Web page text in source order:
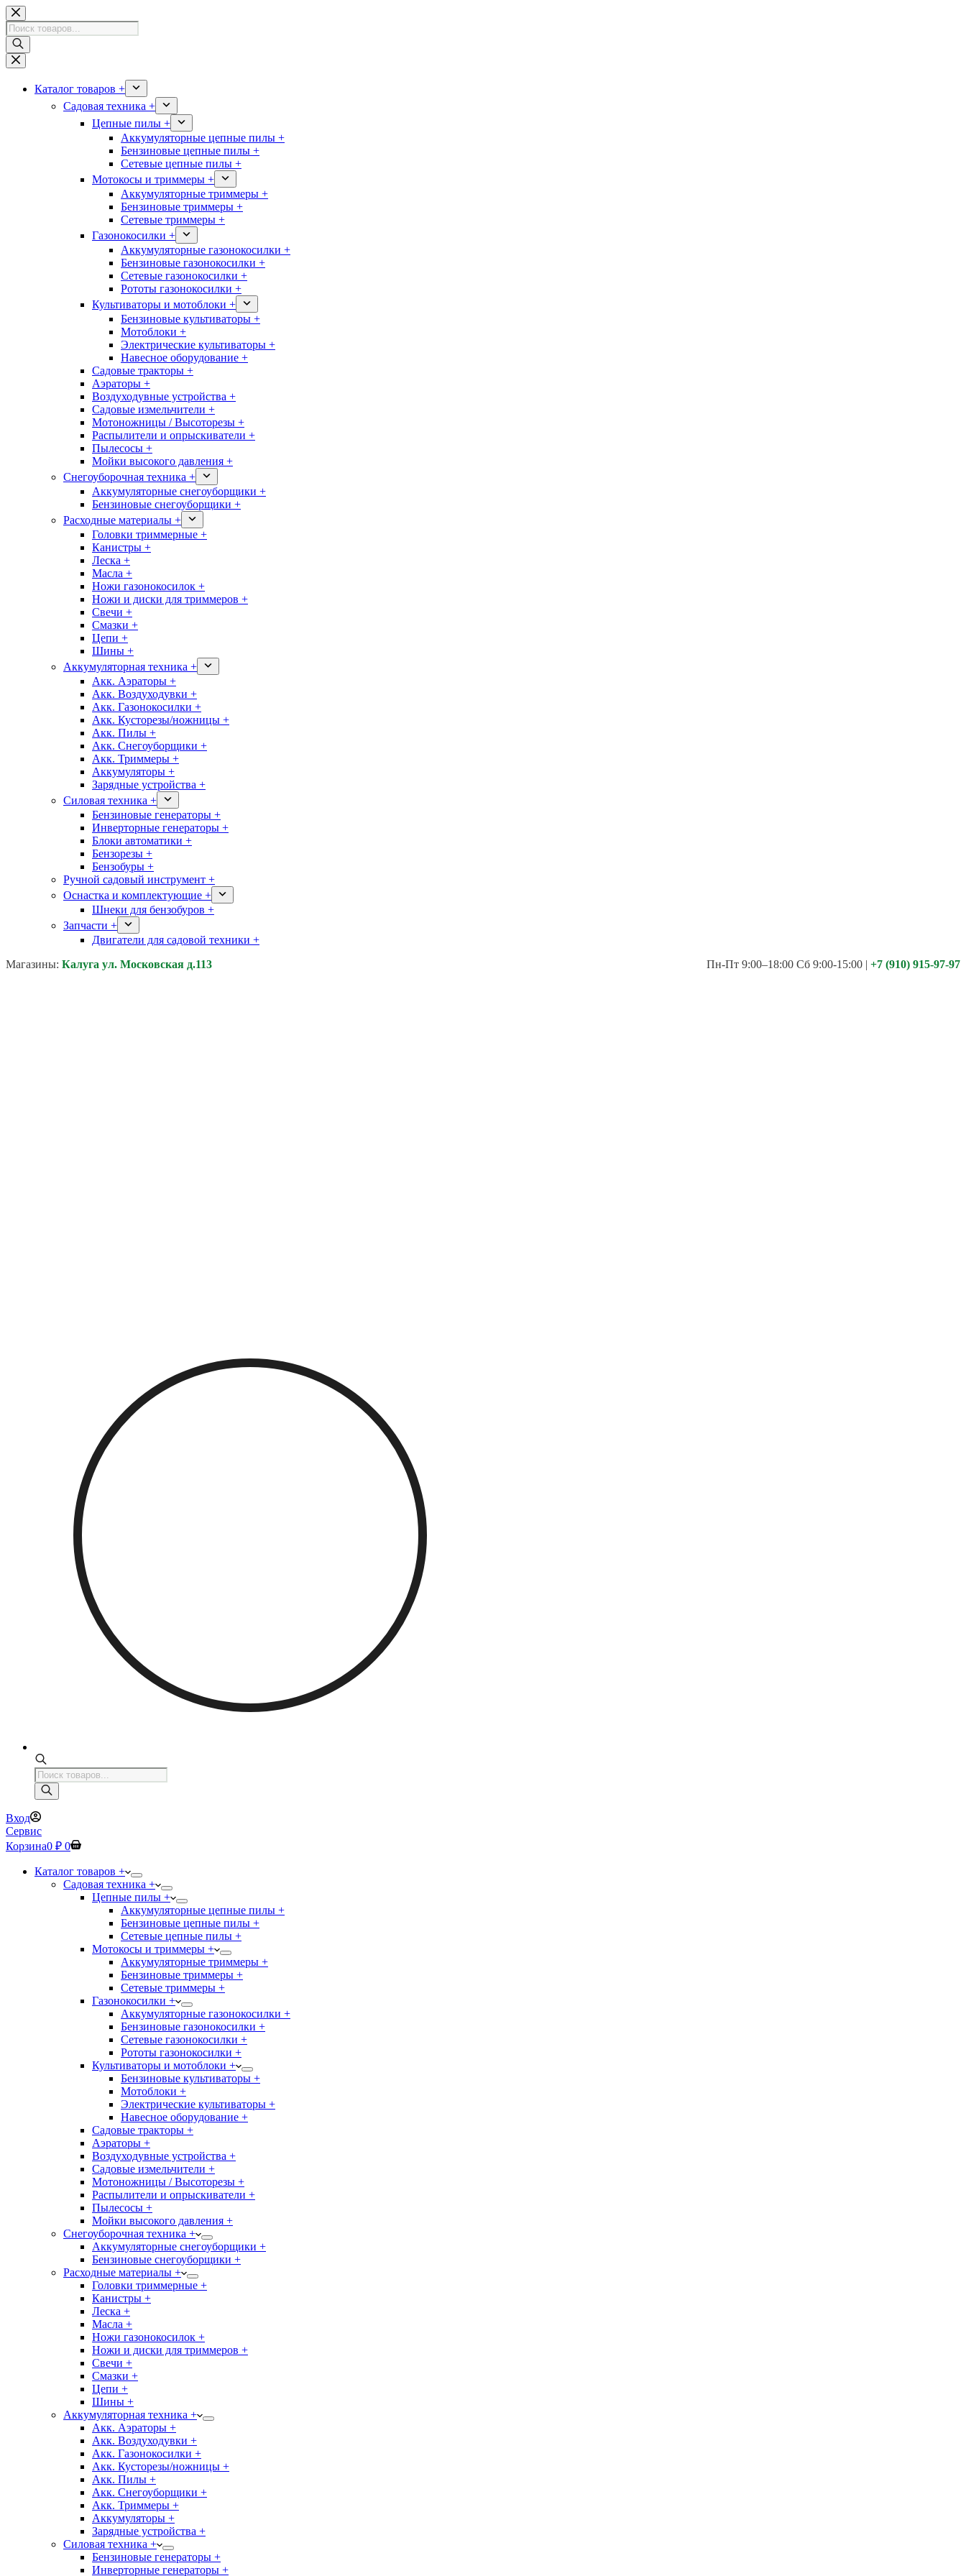
Перейти
к
сути
Поиск
товаров
Каталог товаров +
Садовая техника +
Цепные пилы +
Аккумуляторные цепные пилы +
Бензиновые цепные пилы +
Сетевые цепные пилы +
Мотокосы и триммеры +
Аккумуляторные триммеры +
Бензиновые триммеры +
Сетевые триммеры +
Газонокосилки +
Аккумуляторные газонокосилки +
Бензиновые газонокосилки +
Сетевые газонокосилки +
Рототы газонокосилки +
Культиваторы и мотоблоки +
Бензиновые культиваторы +
Мотоблоки +
Электрические культиваторы +
Навесное оборудование +
Садовые тракторы +
Аэраторы +
Воздуходувные устройства +
Садовые измельчители +
Мотоножницы / Высоторезы +
Распылители и опрыскиватели +
Пылесосы +
Мойки высокого давления +
Снегоуборочная техника +
Аккумуляторные снегоуборщики +
Бензиновые снегоуборщики +
Расходные материалы +
Головки триммерные +
Канистры +
Леска +
Масла +
Ножи газонокосилок +
Ножи и диски для триммеров +
Свечи +
Смазки +
Цепи +
Шины +
Аккумуляторная техника +
Акк. Аэраторы +
Акк. Воздуходувки +
Акк. Газонокосилки +
Акк. Кусторезы/ножницы +
Акк. Пилы +
Акк. Снегоуборщики +
Акк. Триммеры +
Аккумуляторы +
Зарядные устройства +
Силовая техника +
Бензиновые генераторы +
Инверторные генераторы +
Блоки автоматики +
Бензорезы +
Бензобуры +
Ручной садовый инструмент +
Оснастка и комплектующие +
Шнеки для бензобуров +
Запчасти +
Двигатели для садовой техники +
Магазины: Калуга ул. Московская д.113 Пн-Пт 9:00–18:00 Сб 9:00-15:00 | +7 (910) 915-97-97
Поиск
товаров
Вход
Сервис
Корзина0 ₽ 0
Каталог товаров +
Садовая техника +
Цепные пилы +
Аккумуляторные цепные пилы +
Бензиновые цепные пилы +
Сетевые цепные пилы +
Мотокосы и триммеры +
Аккумуляторные триммеры +
Бензиновые триммеры +
Сетевые триммеры +
Газонокосилки +
Аккумуляторные газонокосилки +
Бензиновые газонокосилки +
Сетевые газонокосилки +
Рототы газонокосилки +
Культиваторы и мотоблоки +
Бензиновые культиваторы +
Мотоблоки +
Электрические культиваторы +
Навесное оборудование +
Садовые тракторы +
Аэраторы +
Воздуходувные устройства +
Садовые измельчители +
Мотоножницы / Высоторезы +
Распылители и опрыскиватели +
Пылесосы +
Мойки высокого давления +
Снегоуборочная техника +
Аккумуляторные снегоуборщики +
Бензиновые снегоуборщики +
Расходные материалы +
Головки триммерные +
Канистры +
Леска +
Масла +
Ножи газонокосилок +
Ножи и диски для триммеров +
Свечи +
Смазки +
Цепи +
Шины +
Аккумуляторная техника +
Акк. Аэраторы +
Акк. Воздуходувки +
Акк. Газонокосилки +
Акк. Кусторезы/ножницы +
Акк. Пилы +
Акк. Снегоуборщики +
Акк. Триммеры +
Аккумуляторы +
Зарядные устройства +
Силовая техника +
Бензиновые генераторы +
Инверторные генераторы +